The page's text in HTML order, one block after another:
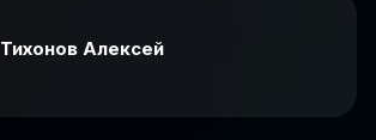
Тихонов Алексей